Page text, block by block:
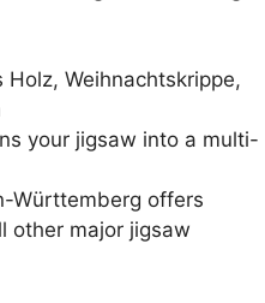
Weihnachtskrippe,
your jigsaw into a multi-
Württemberg offers
other major jigsaw